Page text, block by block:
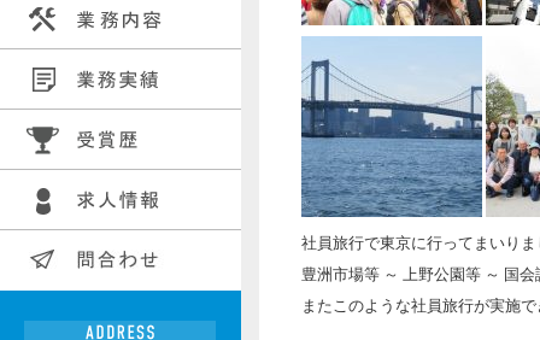
社員旅行で東京に行ってまいりま
豊洲市場等 ～ 上野公園等 ～ 国
またこのような社員旅行が実施